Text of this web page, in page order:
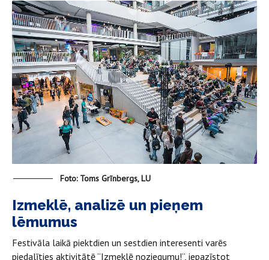
Foto: Toms Grīnbergs, LU
Izmeklē, analizē un pieņem
lēmumus
Festivāla laikā piektdien un sestdien interesenti varēs
piedalīties aktivitātē “Izmeklē noziegumu!”, iepazīstot